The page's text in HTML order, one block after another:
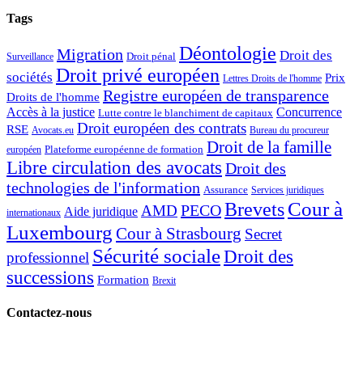
Tags
Surveillance Migration Droit pénal Déontologie Droit des
sociétés Droit privé européen Lettres Droits de l'homme Prix
Droits de l'homme Registre européen de transparence
Accès à la justice Lutte contre le blanchiment de capitaux Concurrence
RSE Avocats.eu Droit européen des contrats Bureau du procureur
européen Plateforme européenne de formation Droit de la famille
Libre circulation des avocats Droit des
technologies de l'information Assurance Services juridiques
internationaux Aide juridique AMD PECOBrevetsCour à
Luxembourg Cour à Strasbourg Secret
professionnel Sécurité socialeDroit des
successions Formation Brexit
Contactez-nous